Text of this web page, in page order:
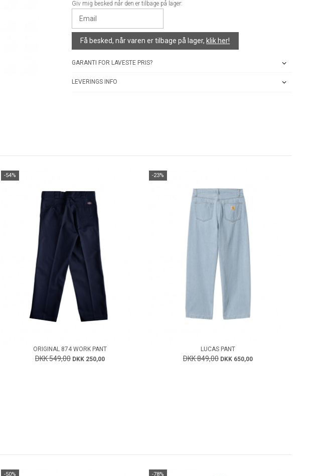
Giv mig besked når den er tilbage på lager:
Få besked, når varen er tilbage på lager, klik her!
GARANTI FOR LAVESTE PRIS?
LEVERINGS INFO
-54%
ORIGINAL 874 WORK PANT
DKK 549,00 DKK 250,00
-23%
LUCAS PANT
DKK 849,00 DKK 650,00
-50% -78%